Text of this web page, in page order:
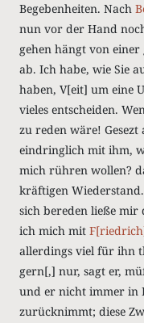
Begebenheiten. Nach
nun vor der Hand
gehen hängt von
ab. Ich habe, wie Sie
haben, V[eit] um eine
vieles entscheiden.
zu reden wäre!
eindringlich mit ihm,
mich rühren wollen?
kräftigen
sich bereden ließe mir
ich mich mit
allerdings viel für ihn
gern[,] nur, sagt er,
und er nicht immer in
zurücknimmt; diese